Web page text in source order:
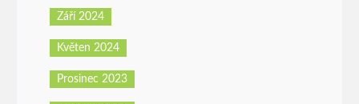
Září 2024
Květen 2024
Prosinec 2023